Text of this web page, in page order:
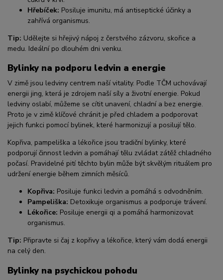
Hřebíček: Posiluje imunitu, má antiseptické účinky a
zahřívá organismus.
Tip: Udělejte si hřejivý nápoj z čerstvého zázvoru, skořice a
medu. Ideální po dlouhém dni venku.
Bylinky na podporu ledvin a energie
V zimě jsou ledviny centrem naší vitality. Podle TČM uchovávají
energii jing, která je zdrojem naší síly a životní energie. Pokud
ledviny oslabí, můžeme se cítit unavení, chladní a bez energie.
Proto je v zimě klíčové chránit je před chladem a podporovat
jejich funkci pomocí bylinek, které harmonizují a posilují tělo.
Kopřiva, pampeliška a lékořice jsou tradiční bylinky, které
podporují činnost ledvin a pomáhají tělu zvládat zátěž chladného
počasí. Pravidelné pití těchto bylin může být skvělým rituálem pro
udržení energie během zimních měsíců.
Kopřiva: Posiluje funkci ledvin a pomáhá s odvodněním.
Pampeliška: Detoxikuje organismus a podporuje trávení.
Lékořice: Posiluje energii qi a pomáhá harmonizovat
organismus.
Tip: Připravte si čaj z kopřivy a lékořice, který vám dodá energii
na celý den.
Bylinky na psychickou pohodu